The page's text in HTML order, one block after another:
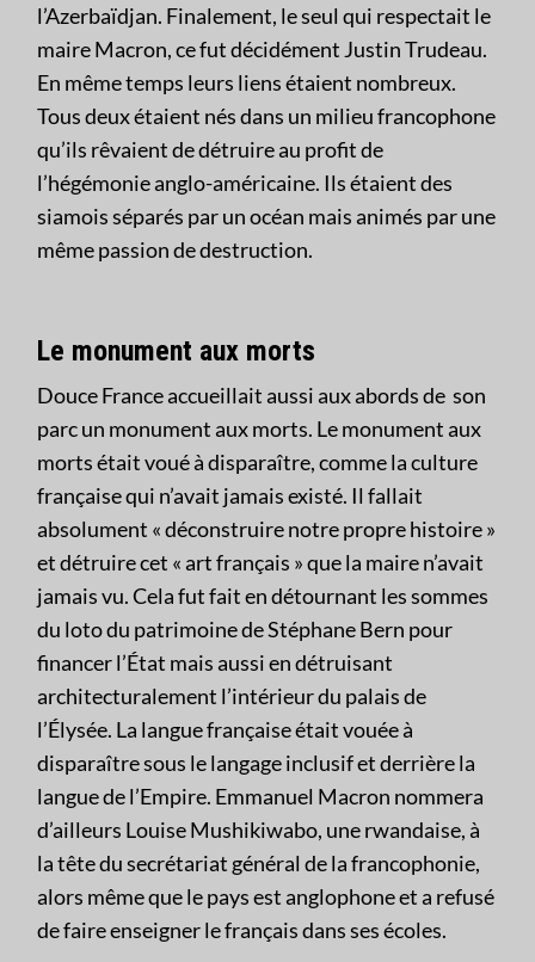
l’Azerbaïdjan. Finalement, le seul qui respectait le
maire Macron, ce fut décidément Justin Trudeau.
En même temps leurs liens étaient nombreux.
Tous deux étaient nés dans un milieu francophone
qu’ils rêvaient de détruire au profit de
l’hégémonie anglo-américaine. Ils étaient des
siamois séparés par un océan mais animés par une
même passion de destruction.
Le monument aux morts
Douce France accueillait aussi aux abords de son
parc un monument aux morts. Le monument aux
morts était voué à disparaître, comme la culture
française qui n’avait jamais existé. Il fallait
absolument « déconstruire notre propre histoire »
et détruire cet « art français » que la maire n’avait
jamais vu. Cela fut fait en détournant les sommes
du loto du patrimoine de Stéphane Bern pour
financer l’État mais aussi en détruisant
architecturalement l’intérieur du palais de
l’Élysée. La langue française était vouée à
disparaître sous le langage inclusif et derrière la
langue de l’Empire. Emmanuel Macron nommera
d’ailleurs Louise Mushikiwabo, une rwandaise, à
la tête du secrétariat général de la francophonie,
alors même que le pays est anglophone et a refusé
de faire enseigner le français dans ses écoles.